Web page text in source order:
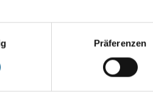
Präferenzen
Aktive